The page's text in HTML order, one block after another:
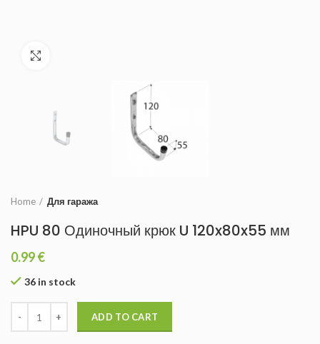
Home Для гаража
HPU 80 Одиночный крюк U 120x80x55 мм
0.99€
36 in stock
ADD TO CART